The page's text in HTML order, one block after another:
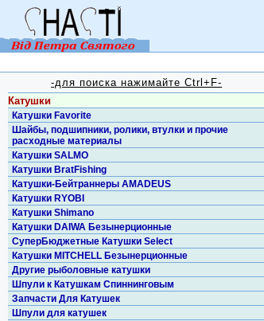
-для поиска нажимайте Ctrl+F-
Катушки
Катушки Favorite
Шайбы, подшипники, ролики, втулки и прочие
расходные материалы
Катушки SALMO
Катушки BratFishing
Катушки-Бейтраннеры AMADEUS
Катушки RYOBI
Катушки Shimano
Катушки DAIWA Безынерционные
СуперБюджетные Катушки Select
Катушки MITCHELL Безынерционные
Другие рыболовные катушки
Шпули к Катушкам Спиннинговым
Запчасти Для Катушек
Шпули для катушек